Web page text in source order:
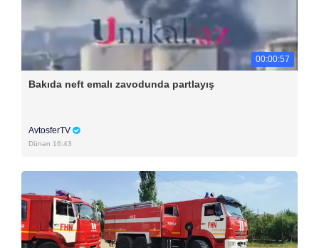
00:00:57
Bakıda neft emalı zavodunda partlayış
AvtosferTV
Dünən 16:43